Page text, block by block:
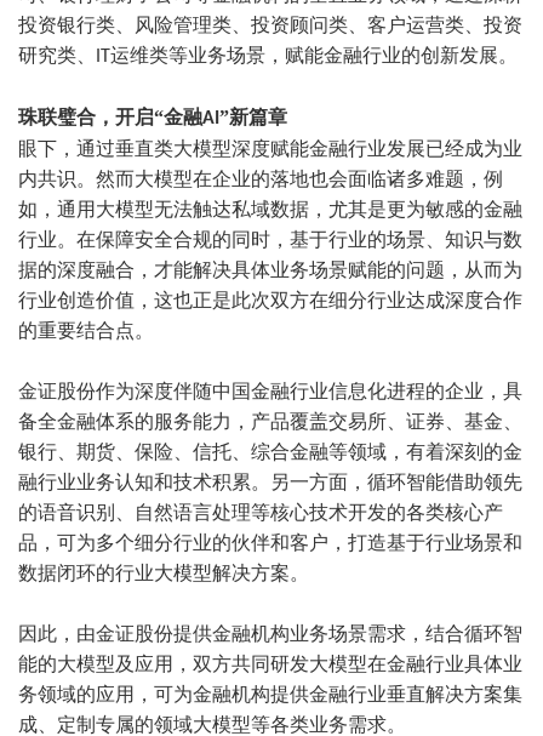
投资银行类、风险管理类、投资顾问类、客户运营类、投资
研究类、
运维类等业务场景，赋能金融行业的创新发展。
珠联璧合，开启“金融AI ”新篇章
眼下，通过垂直类大模型深度赋能金融行业发展已经成为业
内共识。然而大模型在企业的落地也会面临诸多难题，例
如，通用大模型无法触达私域数据，尤其是更为敏感的金融
行业。在保障安全合规的同时，基于行业的场景、知识与数
据的深度融合，才能解决具体业务场景赋能的问题，从而为
行业创造价值，这也正是此次双方在细分行业达成深度合作
的重要结合点。
金证股份作为深度伴随中国金融行业信息化进程的企业，具
备全金融体系的服务能力，产品覆盖交易所、证券、基金、
银行、期货、保险、信托、综合金融等领域，有着深刻的金
融行业业务认知和技术积累。另一方面，循环智能借助领先
的语音识别、自然语言处理等核心技术开发的各类核心产
品，可为多个细分行业的伙伴和客户，打造基于行业场景和
数据闭环的行业大模型解决方案。
因此，由金证股份提供金融机构业务场景需求，结合循环智
能的大模型及应用，双方共同研发大模型在金融行业具体业
务领域的应用，可为金融机构提供金融行业垂直解决方案集
成、定制专属的领域大模型等各类业务需求。